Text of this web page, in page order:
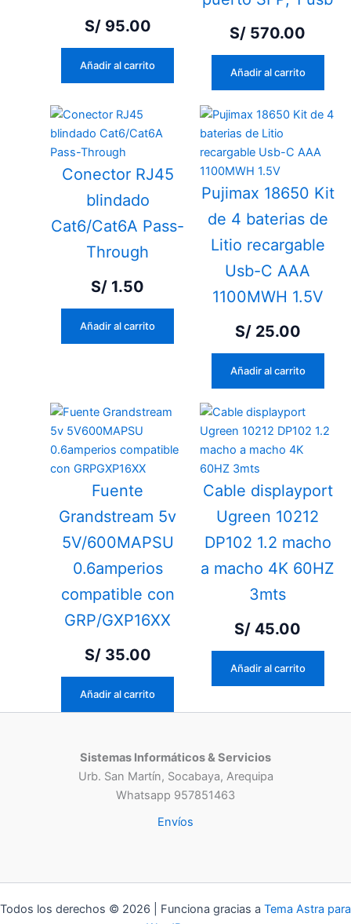
S/95.00
Añadir al carrito
S/ 570.00
Añadir al carrito
Conector RJ45
blindado
Cat6/Cat6A Pass-
Through
S/ 1.50
Añadir al carrito
Pujimax 18650 Kit
de 4 baterias de
Litio recargable
Usb-C AAA
1100MWH 1.5V
S/25.00
Añadir al carrito
Fuente
Grandstream 5v
5V/600MAPSU
0.6amperios
compatible con
GRP/GXP16XX
S/35.00
Añadir al carrito
Cable displayport
Ugreen 10212
DP102 1.2 macho
a macho 4K 60HZ
3mts
S/ 45.00
Añadir al carrito
Sistemas Informáticos & Servicios
Urb. San Martín, Socabaya, Arequipa
Whatsapp 957851463
Envíos
Todos los derechos © 2026 | Funciona gracias a Tema Astra para